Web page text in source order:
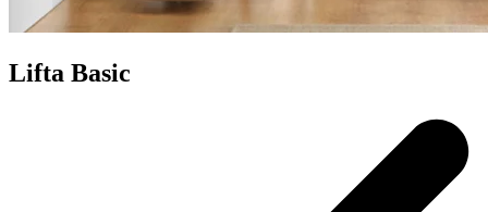
Lifta Basic